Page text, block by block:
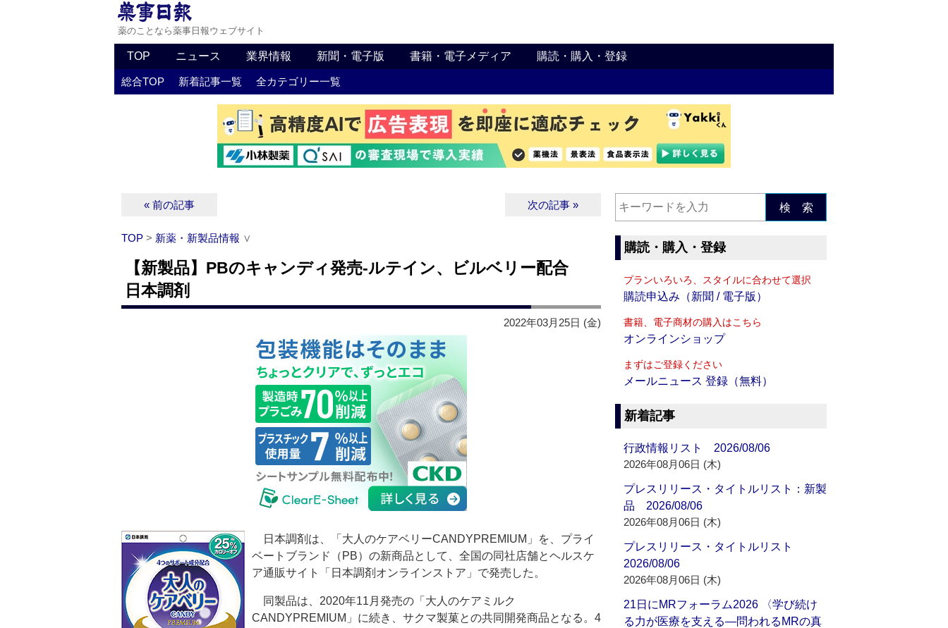
薬のことなら薬事日報ウェブサイト
TOP ニュース 業界情報 新聞・電子版 書籍・電子メディア 購読・購入・登録
総合TOP 新着記事一覧 全カテゴリー一覧
« 前の記事 次の記事 »
TOP > 新薬・新製品情報 ∨
【新製品】PBのキャンディ発売‐ルテイン、ビルベリー配合
日本調剤
2022年03月25日 (金)
日本調剤は、「大人のケアベリーCANDYPREMIUM」を、プライ
ベートブランド（PB）の新商品として、全国の同社店舗とヘルスケ
ア通販サイト「日本調剤オンラインストア」で発売した。
同製品は、2020年11月発売の「大人のケアミルク
CANDYPREMIUM」に続き、サクマ製菓との共同開発商品となる。4
検 索
購読・購入・登録
プランいろいろ、スタイルに合わせて選択
購読申込み（新聞 / 電子版）
書籍、電子商材の購入はこちら
オンラインショップ
まずはご登録ください
メールニュース 登録（無料）
新着記事
行政情報リスト 2026/08/06
2026年08月06日 (木)
プレスリリース・タイトルリスト：新製
品 2026/08/06
2026年08月06日 (木)
プレスリリース・タイトルリスト
2026/08/06
2026年08月06日 (木)
21日にMRフォーラム2026 〈学び続け
る力が医療を支える―問われるMRの真